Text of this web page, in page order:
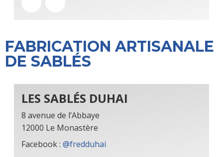
FABRICATION ARTISANALE
DE SABLÉS
LES SABLÉS DUHAI
8 avenue de l’Abbaye
12000 Le Monastère
Facebook : @fredduhai